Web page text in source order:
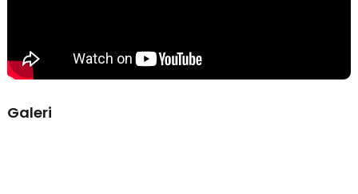
Serbaguna untuk Berbagai Aktivitas
Cocok digunakan untuk camping, hiking, traveling, piknik, hingga
dibawa ke kantor atau sekolah. Membantu mengurangi penggunaan
Galeri